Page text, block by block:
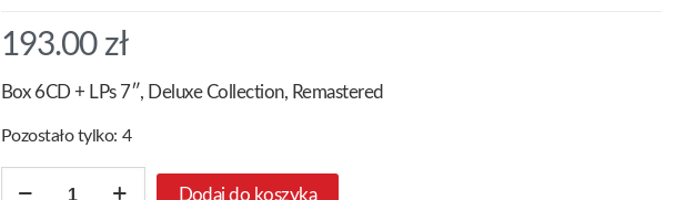
193.00 zł
Box 6CD + LPs 7″, Deluxe Collection, Remastered
Pozostało tylko: 4
Dodaj do koszyka